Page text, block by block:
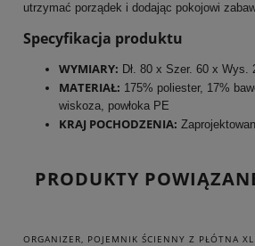
utrzymać porządek i dodając pokojowi
Specyfikacja produktu
WYMIARY: Dł. 80 x Szer. 60 x Wys.
MATERIAŁ: 175% poliester, 17%
wiskoza, powłoka PE
KRAJ POCHODZENIA:
PRODUKTY
ORGANIZER, POJEMNIK ŚCIENNY Z PŁÓTNA